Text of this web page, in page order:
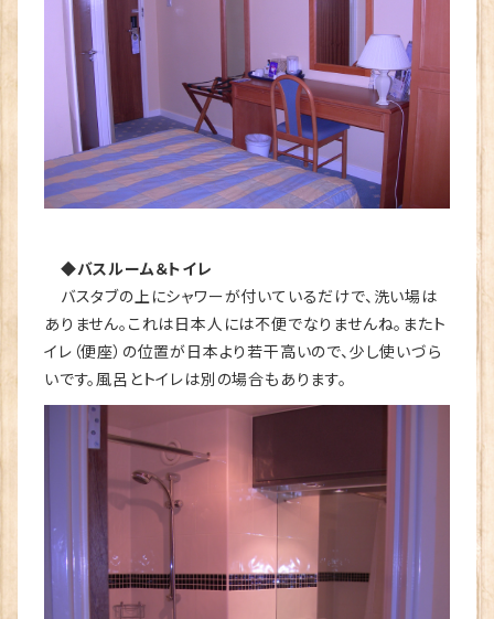
◆バスルーム＆トイレ
バスタブの上にシャワーが付いているだけで、洗い場は
ありません。これは日本人には不便でなりませんね。またト
イレ（便座）の位置が日本より若干高いので、少し使いづら
いです。風呂とトイレは別の場合もあります。